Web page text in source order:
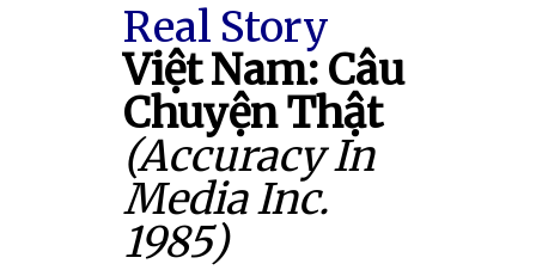
Real Story
Việt Nam: Câu
Chuyện Thật
(Accuracy In
Media Inc.
1985)